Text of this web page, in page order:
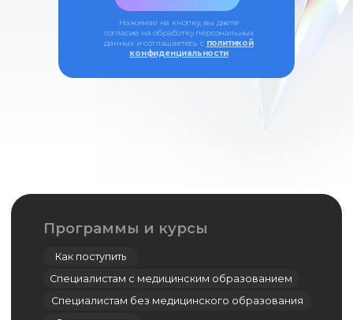
Нажимая на кнопку, вы даете
согласие на обработку персональных
данных и соглашаетесь c политикой
конфиденциальности
Симуляционный центр
технологий
Лингвистический центр
Мастер-классы